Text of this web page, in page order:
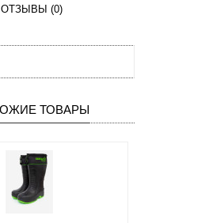
ОТЗЫВЫ (0)
ТОВАРЫ